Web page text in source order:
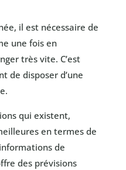
il est nécessaire de
une fois en
très vite. C’est
de disposer d’une
qui existent,
en termes de
de
des prévisions